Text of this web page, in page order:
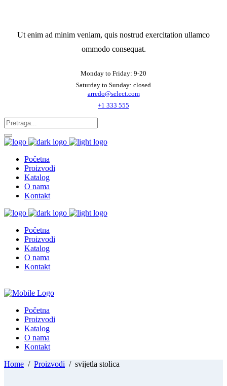
Ut enim ad minim veniam, quis nostrud exercitation ullamco
ommodo consequat.
Monday to Friday: 9-20
Saturday to Sunday: closed
arredo@select.com
+1 333 555
Početna
Proizvodi
Katalog
O nama
Kontakt
Početna
Proizvodi
Katalog
O nama
Kontakt
Početna
Proizvodi
Katalog
O nama
Kontakt
Home / Proizvodi / svijetla stolica